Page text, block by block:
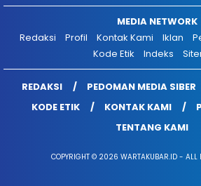
MEDIA NETWORK
Redaksi
Profil Kontak Kami Iklan
Kode Etik
Indeks
REDAKSI PEDOMAN MEDIA SIBER
KODE ETIK
KONTAK KAMI
TENTANG KAMI
COPYRIGHT © 2026 WARTAKUBAR.ID - ALL